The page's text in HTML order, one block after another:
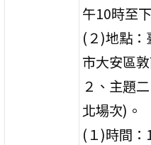
午10時至
(２)地點
市大安區
２、主題
北場次)。
(１)時間